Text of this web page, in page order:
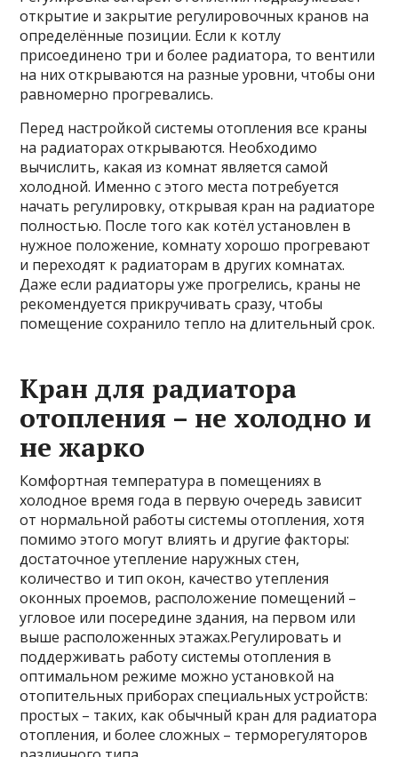
открытие и закрытие регулировочных кранов на
определённые позиции. Если к котлу
присоединено три и более радиатора, то вентили
на них открываются на разные уровни, чтобы они
равномерно прогревались.
Перед настройкой системы отопления все краны
на радиаторах открываются. Необходимо
вычислить, какая из комнат является самой
холодной. Именно с этого места потребуется
начать регулировку, открывая кран на радиаторе
полностью. После того как котёл установлен в
нужное положение, комнату хорошо прогревают
и переходят к радиаторам в других комнатах.
Даже если радиаторы уже прогрелись, краны не
рекомендуется прикручивать сразу, чтобы
помещение сохранило тепло на длительный срок.
Кран для радиатора
отопления – не холодно и
не жарко
Комфортная температура в помещениях в
холодное время года в первую очередь зависит
от нормальной работы системы отопления, хотя
помимо этого могут влиять и другие факторы:
достаточное утепление наружных стен,
количество и тип окон, качество утепления
оконных проемов, расположение помещений –
угловое или посередине здания, на первом или
выше расположенных этажах.Регулировать и
поддерживать работу системы отопления в
оптимальном режиме можно установкой на
отопительных приборах специальных устройств:
простых – таких, как обычный кран для радиатора
отопления, и более сложных – терморегуляторов